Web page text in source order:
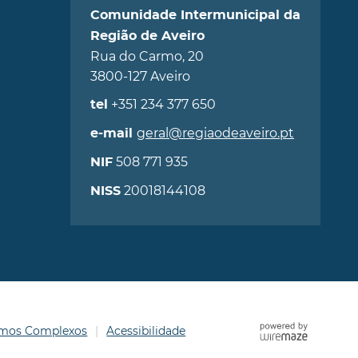
Comunidade Intermunicipal da
Região de Aveiro
Rua do Carmo, 20
3800-127 Aveiro
tel +351 234 377 650
e-mail geral@regiaodeaveiro.pt
NIF508 771 935
NISS20018144108
Complexos Acessibilidade